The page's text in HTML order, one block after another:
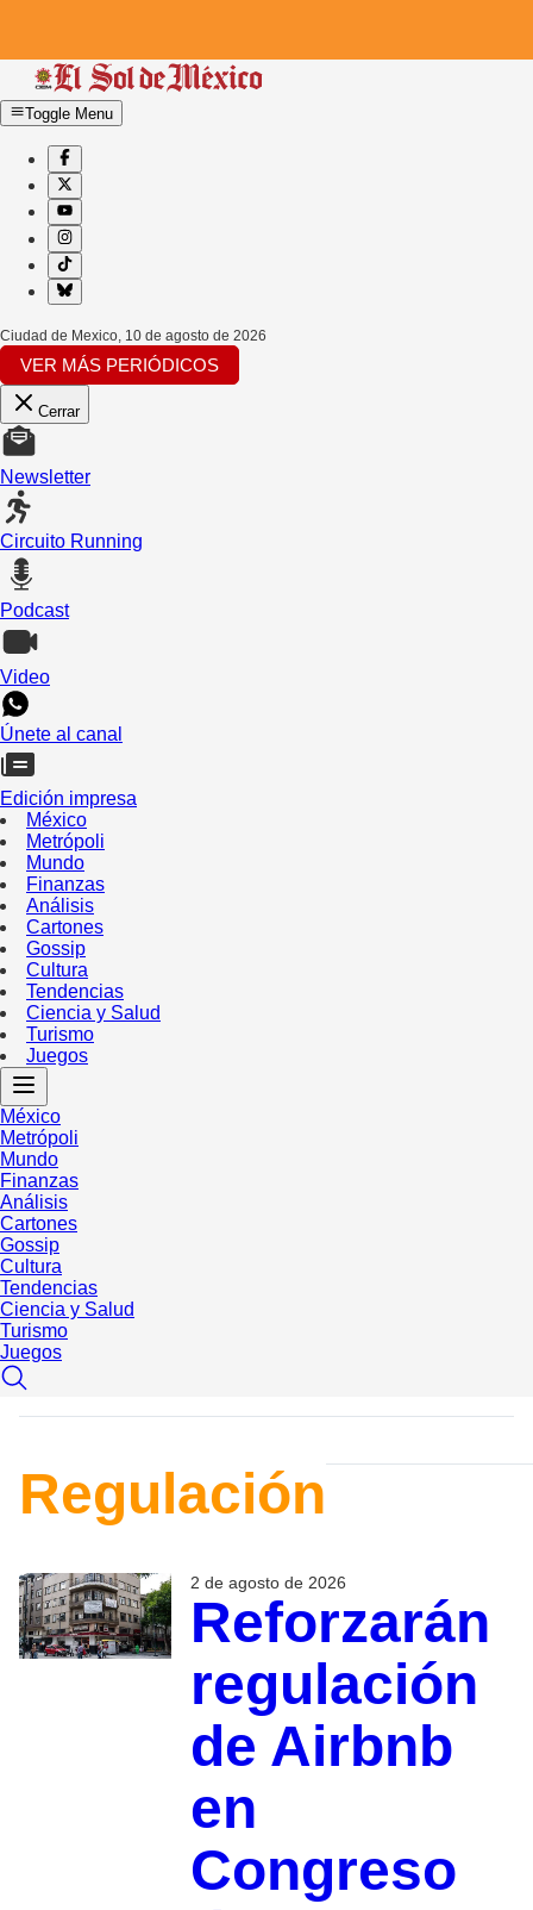
Toggle Menu
Ciudad de Mexico, 10 de agosto de 2026
VER MÁS PERIÓDICOS
Cerrar
Newsletter
Circuito Running
Podcast
Video
Únete al canal
Edición impresa
México
Metrópoli
Mundo
Finanzas
Análisis
Cartones
Gossip
Cultura
Tendencias
Ciencia y Salud
Turismo
Juegos
México
Metrópoli
Mundo
Finanzas
Análisis
Cartones
Gossip
Cultura
Tendencias
Ciencia y Salud
Turismo
Juegos
Regulación
2 de agosto de 2026
Reforzarán
regulación
de Airbnb
en
Congreso